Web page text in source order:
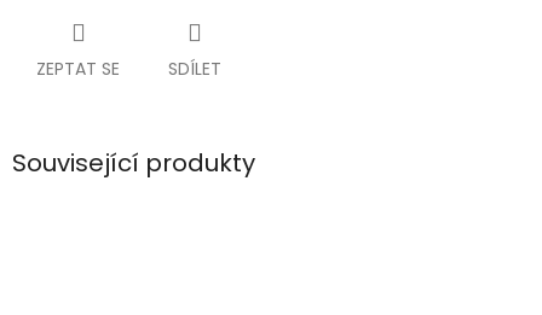
ZEPTAT SE SDÍLET
Související produkty